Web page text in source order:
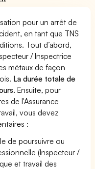
pour un arrêt de
en tant que TNS
Tout d’abord,
/ Inspectrice
métaux de façon
La durée totale de
Ensuite, pour
de l'Assurance
vous devez
:
de poursuivre ou
(Inspecteur /
et travail des